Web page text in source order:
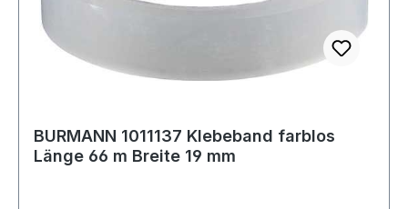
BURMANN 1011137 Klebeband farblos
Länge 66 m Breite 19 mm